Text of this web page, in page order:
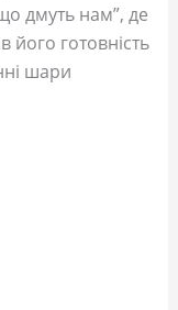
дмуть нам”, де
його готовність
шари